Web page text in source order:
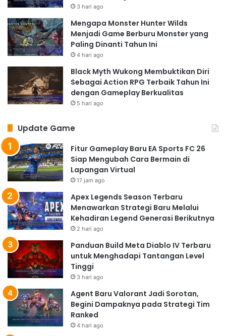
3 hari ago
Mengapa Monster Hunter Wilds
Menjadi Game Berburu Monster yang
Paling Dinanti Tahun Ini
4 hari ago
Black Myth Wukong Membuktikan Diri
Sebagai Action RPG Terbaik Tahun Ini
dengan Gameplay Berkualitas
5 hari ago
Update Game
Fitur Gameplay Baru EA Sports FC 26
Siap Mengubah Cara Bermain di
Lapangan Virtual
17 jam ago
Apex Legends Season Terbaru
Menawarkan Strategi Baru Melalui
Kehadiran Legend Generasi Berikutnya
2 hari ago
Panduan Build Meta Diablo IV Terbaru
untuk Menghadapi Tantangan Level
Tinggi
3 hari ago
Agent Baru Valorant Jadi Sorotan,
Begini Dampaknya pada Strategi Tim
Ranked
4 hari ago